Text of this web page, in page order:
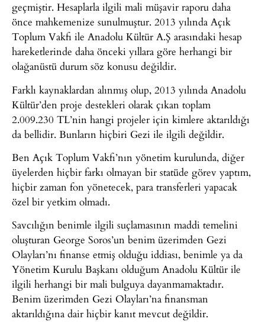
geçmiştir. Hesaplarla ilgili mali müşavir raporu daha
önce mahkemenize sunulmuştur. 2013 yılında Açık
Toplum Vakfı ile Anadolu Kültür A.Ş arasındaki hesap
hareketlerinde daha önceki yıllara göre herhangi bir
olağanüstü durum söz konusu değildir.
Farklı kaynaklardan alınmış olup, 2013 yılında Anadolu
Kültür’den proje destekleri olarak çıkan toplam
2.009.230 TL’nin hangi projeler için kimlere aktarıldığı
da bellidir. Bunların hiçbiri Gezi ile ilgili değildir.
Ben Açık Toplum Vakfı’nın yönetim kurulunda, diğer
üyelerden hiçbir farkı olmayan bir statüde görev yaptım,
hiçbir zaman fon yönetecek, para transferleri yapacak
özel bir yetkim olmadı.
Savcılığın benimle ilgili suçlamasının maddi temelini
oluşturan George Soros’un benim üzerimden Gezi
Olayları’nı finanse etmiş olduğu iddiası, benimle ya da
Yönetim Kurulu Başkanı olduğum Anadolu Kültür ile
ilgili herhangi bir mali bulguya dayanmamaktadır.
Benim üzerimden Gezi Olayları’na finansman
aktarıldığına dair hiçbir kanıt mevcut değildir.